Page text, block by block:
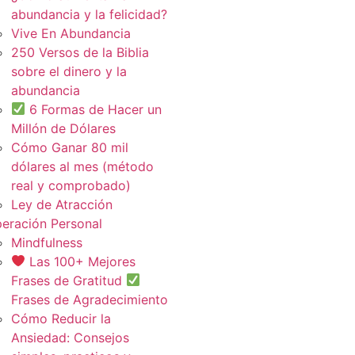
abundancia y la felicidad?
Vive En Abundancia
250 Versos de la Biblia
sobre el dinero y la
abundancia
6 Formas de Hacer un
Millón de Dólares
Cómo Ganar 80 mil
dólares al mes (método
real y comprobado)
Ley de Atracción
Personal
Mindfulness
Las 100+ Mejores
Frases de Gratitud
Frases de Agradecimiento
Cómo Reducir la
Ansiedad: Consejos